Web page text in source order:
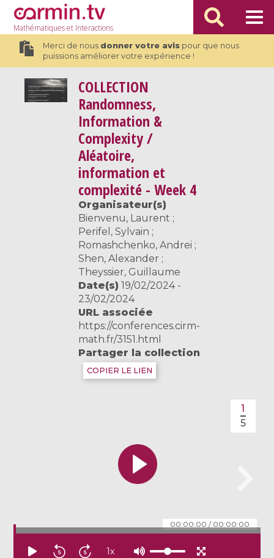
Mathématiqueset Interactions
Merci de nous donner votre avispour que nous
puissions améliorer votre expérience !
COLLECTION
Randomness,
Information &
Complexity /
Aléatoire,
information et
complexité - Week 4
Organisateur(s)
Bienvenu, Laurent ;
Perifel, Sylvain ;
Romashchenko, Andrei ;
Shen, Alexander ;
Theyssier, Guillaume
Date(s) 19/02/2024 -
23/02/2024
URL associée
https://conferences.cirm-
math.fr/3151.html
Partager la collection
COPIER LE LIEN
00:00:00 / 00:00:00
1
5
1x